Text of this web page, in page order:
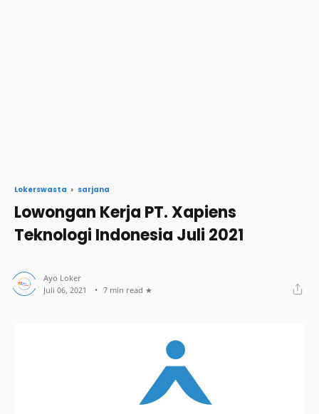
Lokerswasta sarjana
Lowongan Kerja PT. Xapiens
Teknologi Indonesia Juli 2021
7 min read